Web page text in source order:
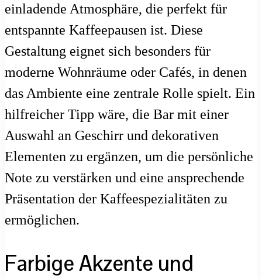
einladende Atmosphäre, die perfekt für
entspannte Kaffeepausen ist. Diese
Gestaltung eignet sich besonders für
moderne Wohnräume oder Cafés, in denen
das Ambiente eine zentrale Rolle spielt. Ein
hilfreicher Tipp wäre, die Bar mit einer
Auswahl an Geschirr und dekorativen
Elementen zu ergänzen, um die persönliche
Note zu verstärken und eine ansprechende
Präsentation der Kaffeespezialitäten zu
ermöglichen.
Farbige Akzente und